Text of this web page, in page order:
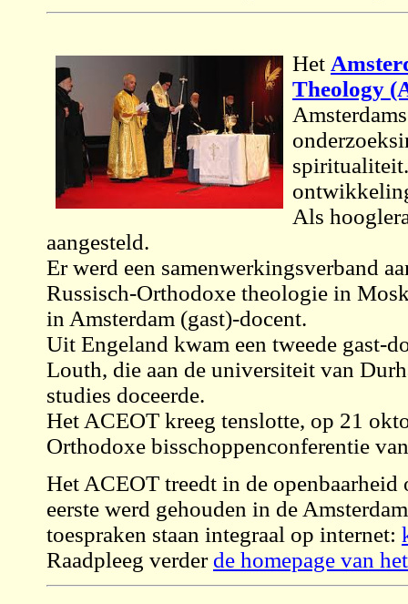
Het
Theology
Als
aangesteld.
Er werd een samenwerkingsverband
Russisch-Orthodoxe theologie in
in Amsterdam (gast)-docent.
Uit Engeland kwam een tweede gast-
Louth, die aan de universiteit van
studies doceerde.
Het ACEOT kreeg tenslotte, op 21
Orthodoxe bisschoppenconferentie
Het ACEOT treedt in de openbaarheid
eerste werd gehouden in de
toespraken staan integraal op internet:
Raadpleeg verder de homepage van